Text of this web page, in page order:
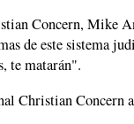
Concern, Mike
de este sistema
te matarán".
Christian Concern